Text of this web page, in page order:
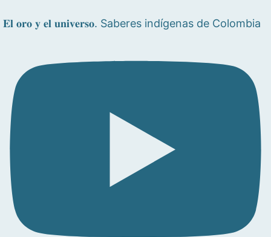
𝐄𝐥 𝐨𝐫𝐨 𝐲 𝐞𝐥 𝐮𝐧𝐢𝐯𝐞𝐫𝐬𝐨. Saberes indígenas de Colombia